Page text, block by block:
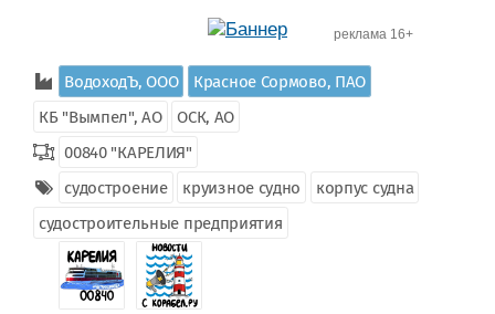
реклама 16+
ВодоходЪ, ООО
Красное Сормово, ПАО
КБ "Вымпел", АО
ОСК, АО
00840 "КАРЕЛИЯ"
судостроение
круизное судно
корпус судна
судостроительные предприятия